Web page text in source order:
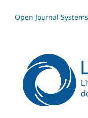
Open Journal Systems